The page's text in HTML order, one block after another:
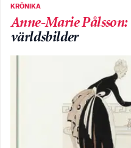
KRÖNIKA
Anne-Marie Pålsson:
världsbilder